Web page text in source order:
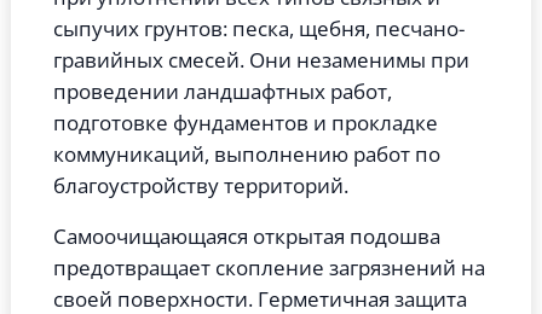
сыпучих грунтов: песка, щебня, песчано-
гравийных смесей. Они незаменимы при
проведении ландшафтных работ,
подготовке фундаментов и прокладке
коммуникаций, выполнению работ по
благоустройству территорий.
Самоочищающаяся открытая подошва
предотвращает скопление загрязнений на
своей поверхности. Герметичная защита